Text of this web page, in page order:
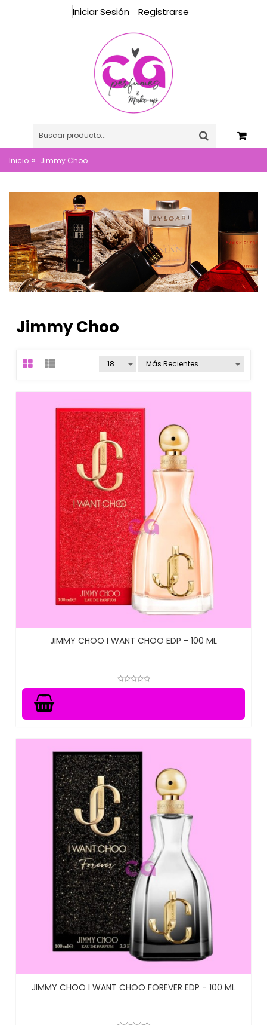
Iniciar Sesión Registrarse
Inicio » Jimmy Choo
Jimmy Choo
JIMMY CHOO I WANT CHOO EDP - 100 ML
JIMMY CHOO I WANT CHOO FOREVER EDP - 100 ML